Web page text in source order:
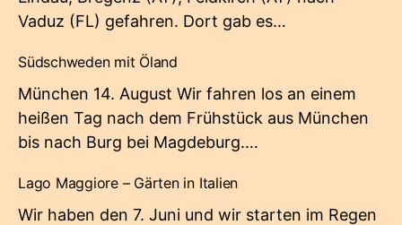
Vaduz (FL) gefahren. Dort gab es…
Südschweden mit Öland
München 14. August Wir fahren los an einem
heißen Tag nach dem Frühstück aus München
bis nach Burg bei Magdeburg.…
Lago Maggiore – Gärten in Italien
Wir haben den 7. Juni und wir starten im Regen